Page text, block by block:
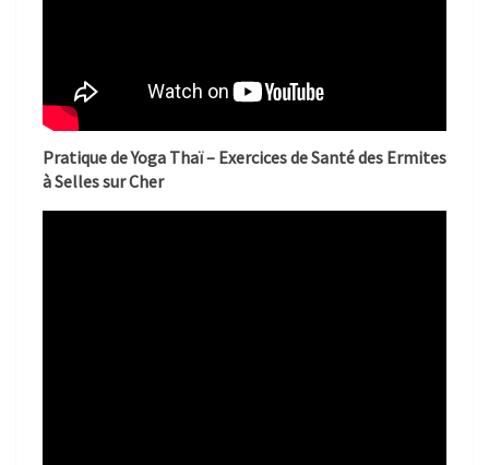
Pratique de Yoga Thaï – Exercices de Santé des Ermites
à Selles sur Cher